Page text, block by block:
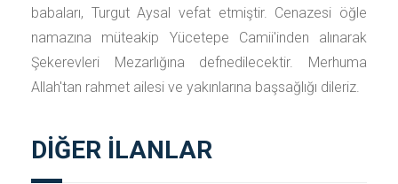
babaları, Turgut Aysal vefat etmiştir. Cenazesi öğle
namazına müteakip Yücetepe Camii'inden alınarak
Şekerevleri Mezarlığına defnedilecektir. Merhuma
Allah'tan rahmet ailesi ve yakınlarına başsağlığı dileriz.
DİĞER İLANLAR